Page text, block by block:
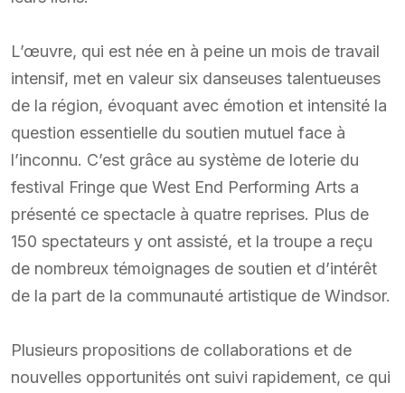
L’œuvre, qui est née en à peine un mois de travail
intensif, met en valeur six danseuses talentueuses
de la région, évoquant avec émotion et intensité la
question essentielle du soutien mutuel face à
l’inconnu. C’est grâce au système de loterie du
festival Fringe que West End Performing Arts a
présenté ce spectacle à quatre reprises. Plus de
150 spectateurs y ont assisté, et la troupe a reçu
de nombreux témoignages de soutien et d’intérêt
de la part de la communauté artistique de Windsor.
Plusieurs propositions de collaborations et de
nouvelles opportunités ont suivi rapidement, ce qui